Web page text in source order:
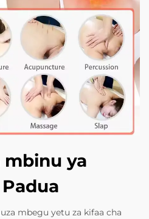
mbinu ya
mbegu yetu za kifaa cha